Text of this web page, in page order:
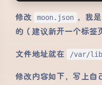
修改 moon.json ，我
的（建议新开一个标签
文件地址就在 /var/
修改内容如下，写上自